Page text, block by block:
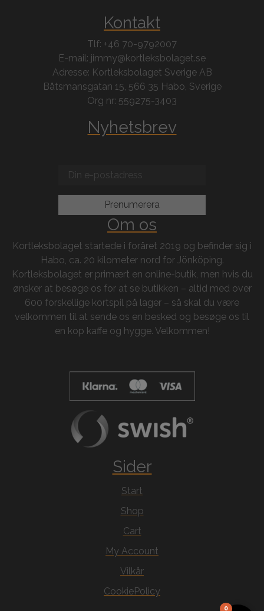
Kontakt
Tlf: +46 70-9792007
E-mail: jimmy@kortleksbolaget.se
Adresse: Kortleksbolaget Sverige AB
Båtsmansgatan 15, 566 35 Habo, Sverige
Org nr: 559275-3403
Nyhetsbrev
Om os
Kortleksbolaget startede i foråret 2019 og befinder sig i
Habo, ca. 20 kilometer nord for Jönköping.
Kortleksbolaget er primært en online-butik, men hvis du
ønsker at besøge os for at se butikken – altid med over
600 forskellige kortspil på lager – så skal du være
velkommen til at sende os en besked og besøge os til
en kop kaffe og hygge. Velkommen!
Sider
Start
Shop
Cart
My Account
Vilkår
CookiePolicy
0